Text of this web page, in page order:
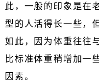
此，一般的印象是在
型的人活得长一些，
如此，因为体重往往
比标准体重稍增加一
因素。